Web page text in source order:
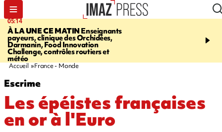
05:14
À LA UNE CE MATIN Enseignants
payeurs, clinique des Orchidées,
Darmanin, Food Innovation
Challenge, contrôles routiers et
météo
07:08
Orchidées pourrait
conséquences pour les
Accueil France - Monde
Escrime
Les épéistes françaises
en or à l'Euro